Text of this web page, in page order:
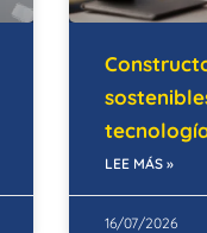
LEE MÁS »
16/07/2026